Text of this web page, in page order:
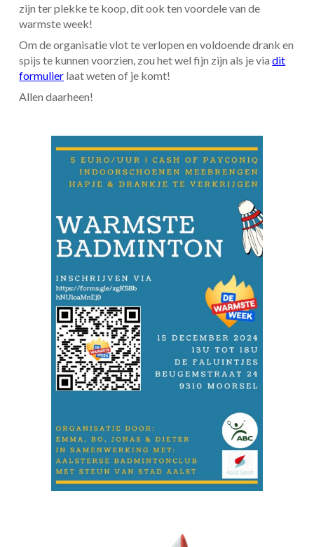
zijn ter plekke te koop, dit ook ten voordele van de
warmste week!
Om de organisatie vlot te verlopen en voldoende drank en
spijs te kunnen voorzien, zou het wel fijn zijn als je viadit
formulier laat weten of je komt!
Allen daarheen!